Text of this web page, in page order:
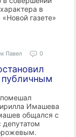
в
газете»
Павел 0
публичным
Имашева
общался с
депутатом